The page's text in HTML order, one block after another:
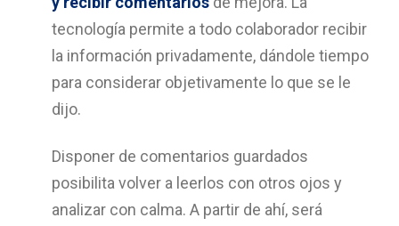
tecnología permite a todo colaborador recibir
la información privadamente, dándole tiempo
para considerar objetivamente lo que se le
dijo.
Disponer de comentarios guardados
posibilita volver a leerlos con otros ojos y
analizar con calma. A partir de ahí, será